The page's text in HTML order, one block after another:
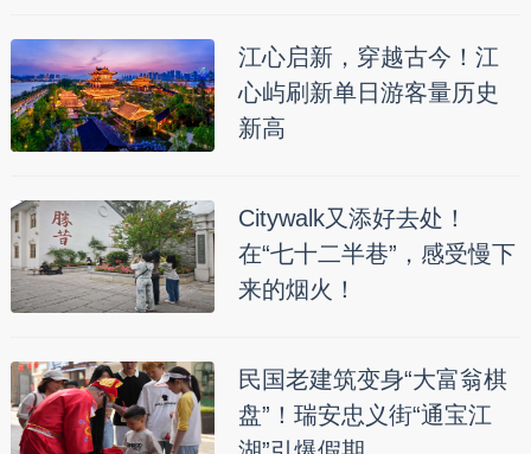
江心启新，穿越古今！江
心屿刷新单日游客量历史
新高
Citywalk又添好去处！
在“七十二半巷”，感受慢下
来的烟火！
民国老建筑变身“大富翁棋
盘”！瑞安忠义街“通宝江